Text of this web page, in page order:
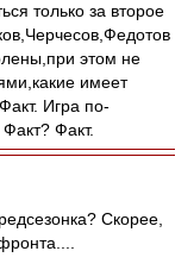
только за второе
этом не
имеет
Игра по-
Факт.
Скорее,